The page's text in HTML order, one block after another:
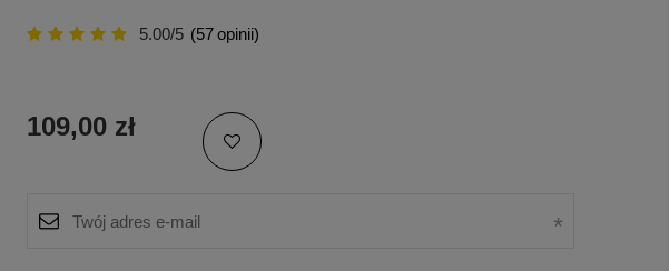
5.00/5 (57opinii)
109,00 zł